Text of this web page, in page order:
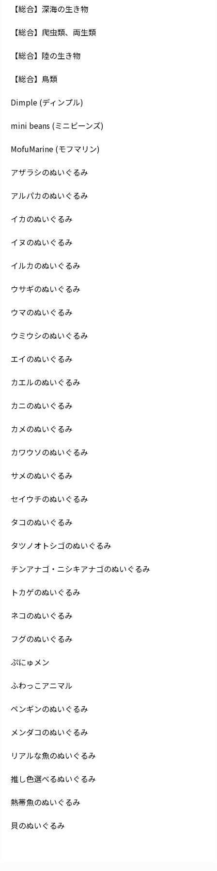
【総合】深海の生き物
【総合】爬虫類、両生類
【総合】陸の生き物
【総合】鳥類
Dimple (ディンプル)
mini beans (ミニビーンズ)
MofuMarine (モフマリン)
アザラシのぬいぐるみ
アルパカのぬいぐるみ
イカのぬいぐるみ
イヌのぬいぐるみ
イルカのぬいぐるみ
ウサギのぬいぐるみ
ウマのぬいぐるみ
ウミウシのぬいぐるみ
エイのぬいぐるみ
カエルのぬいぐるみ
カニのぬいぐるみ
カメのぬいぐるみ
カワウソのぬいぐるみ
サメのぬいぐるみ
セイウチのぬいぐるみ
タコのぬいぐるみ
タツノオトシゴのぬいぐるみ
チンアナゴ・ニシキアナゴのぬいぐるみ
トカゲのぬいぐるみ
ネコのぬいぐるみ
フグのぬいぐるみ
ぷにゅメン
ふわっこアニマル
ペンギンのぬいぐるみ
メンダコのぬいぐるみ
リアルな魚のぬいぐるみ
推し色選べるぬいぐるみ
熱帯魚のぬいぐるみ
貝のぬいぐるみ